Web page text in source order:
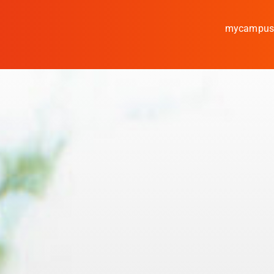
mycampus
Studieren